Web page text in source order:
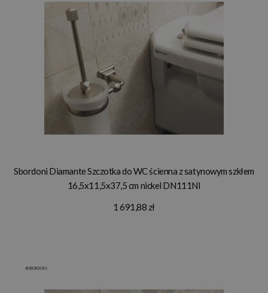
Sbordoni Diamante Szczotka do WC ścienna z satynowym szkłem
16,5x11,5x37,5 cm nickel DN111NI
1 691,88 zł